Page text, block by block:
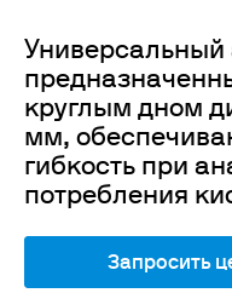
круглым дном
мм,
гибкость при
потребления
Запросить